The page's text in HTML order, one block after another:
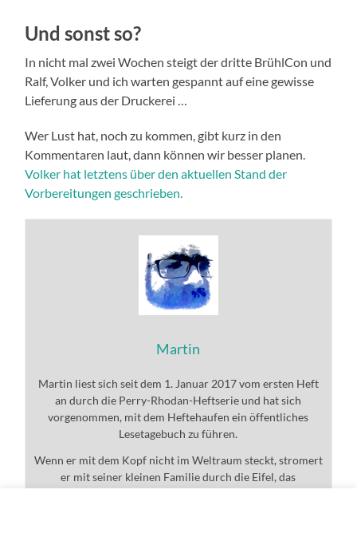
Und sonst so?
In nicht mal zwei Wochen steigt der dritte BrühlCon und
Ralf, Volker und ich warten gespannt auf eine gewisse
Lieferung aus der Druckerei …
Wer Lust hat, noch zu kommen, gibt kurz in den
Kommentaren laut, dann können wir besser planen.
Volker hat letztens über den aktuellen Stand der
Vorbereitungen geschrieben.
Martin
Martin liest sich seit dem 1. Januar 2017 vom ersten Heft
an durch die Perry-Rhodan-Heftserie und hat sich
vorgenommen, mit dem Heftehaufen ein öffentliches
Lesetagebuch zu führen.
Wenn er mit dem Kopf nicht im Weltraum steckt, stromert
er mit seiner kleinen Familie durch die Eifel, das